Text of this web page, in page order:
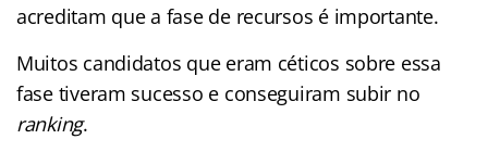
acreditam que a fase de recursos é importante.
Muitos candidatos que eram céticos sobre essa
fase tiveram sucesso e conseguiram subir no
ranking.